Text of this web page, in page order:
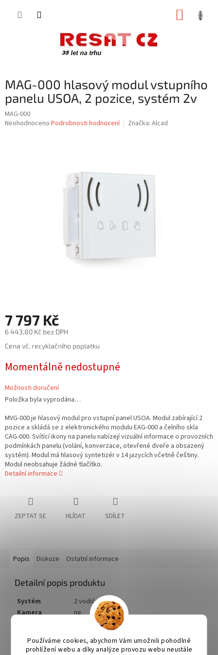
Používáme cookies, abychom Vám umožnili pohodlné
prohlížení webu a díky analýze provozu webu neustále
MAG-000 hlasový modul vstupního
panelu USOA, 2 pozice, systém 2v
MAG-000
Průměrné
Neohodnoceno Podrobnosti hodnocení Značka: Alcad
7 797 Kč
6 443,80 Kč bez DPH
Měrná
Cena vč. recyklačního poplatku
Momentálně nedostupné
Možnosti doručení
Položka byla vyprodána…
MVG-000 je hlasový modul pro vstupní panel USOA. Modul zabírající 2
pozice a skládá se z elektronického modulu EAG-000 a čelního skla
CAG-000. Svítící ikony na panelu nabízejí vizuální informace o provozních
podmínkách panelu (volání, konverzace, otevřené dveře a obsazený
systém). Modul má hlasový syntetizér v 14 jazycích včetně češtiny.
Modul neobsahuje žádné tlačítko.
Detailní informace
ZEPTAT SE HLÍDAT SDÍLET
Popis Diskuze Ostatní informace
Detailní popis produktu
Systém
2 vodičový
Kamera
ne
Instalace
nástěnná do panelu USOA
Rozměr
2 pozice v panelu USOA